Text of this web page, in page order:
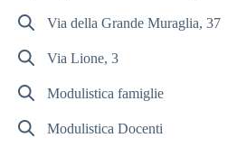
Via della Grande Muraglia, 37
Via Lione, 3
Modulistica famiglie
Modulistica Docenti